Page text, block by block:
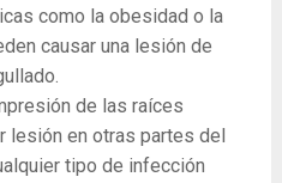
como la obesidad o la
causar una lesión de
de las raíces
lesión en otras partes del
tipo de infección